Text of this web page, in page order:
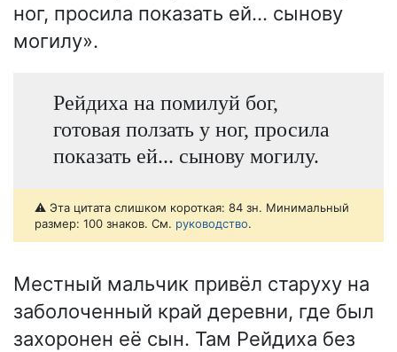
ног, просила показать ей… сынову
могилу».
Рейдиха на помилуй бог,
готовая ползать у ног, просила
показать ей... сынову могилу.
⚠️ Эта цитата слишком короткая: 84 зн. Минимальный
размер: 100 знаков. См. руководство.
Местный мальчик привёл старуху на
заболоченный край деревни, где был
захоронен её сын. Там Рейдиха без